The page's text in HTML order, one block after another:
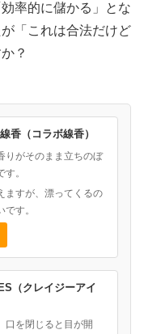
率的に儲かる」とな
「これは合法だけど
？
香（コラボ線香）
りがそのまま立ちのぼ
。
ますが、漂ってくるの
す。
（クレイジーアイ
口を閉じると目が開